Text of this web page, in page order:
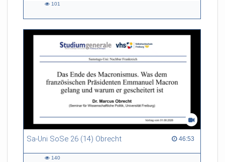
101
Sa-Uni SoSe 26 (14) Obrecht 46:53
46:53 duration
140